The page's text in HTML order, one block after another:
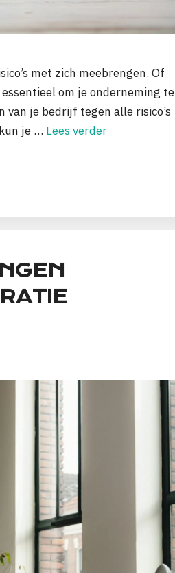
met zich meebrengen. Of
om je onderneming te
van je bedrijf tegen alle risico’s
je … Lees verder